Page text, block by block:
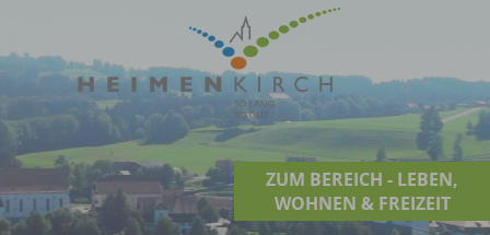
ZUM BEREICH - LEBEN,
WOHNEN & FREIZEIT